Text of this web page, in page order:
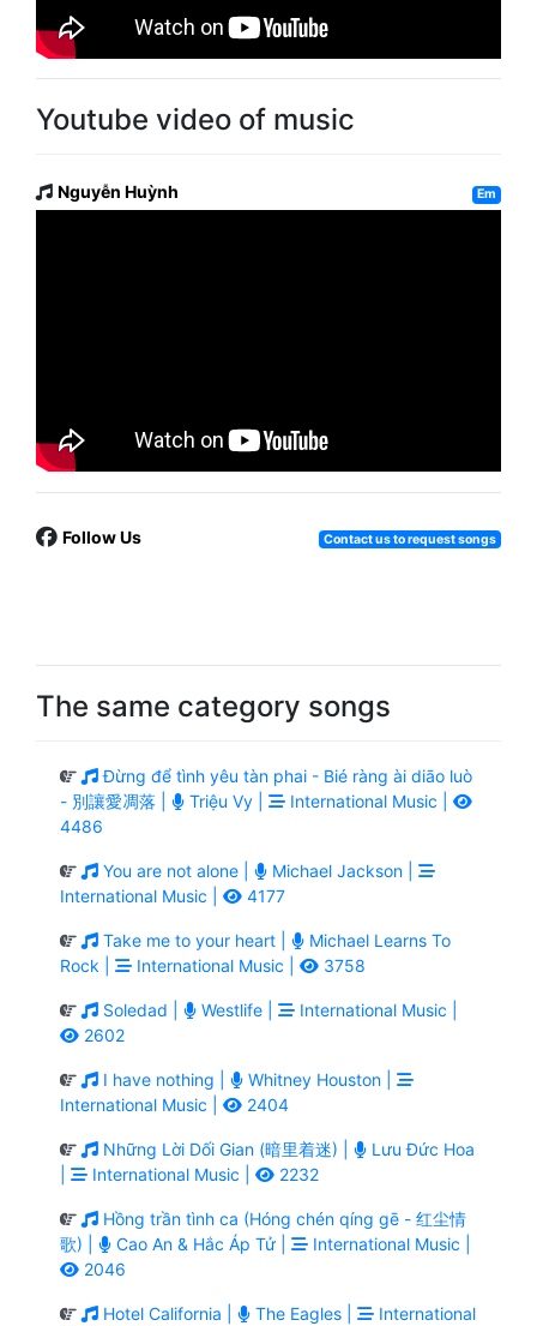
Youtube video of music
Nguyễn Huỳnh Em
Follow Us Contact us to request songs
The same category songs
Đừng để tình yêu tàn phai - Bié ràng ài diāo luò
- 別讓愛凋落 |
Triệu Vy |
International Music |
4486
You are not alone |
Michael Jackson |
International Music |
4177
Take me to your heart |
Michael Learns To
Rock |
International Music | 3758
Soledad | Westlife |
International Music |
2602
I have nothing |
Whitney Houston |
International Music |
2404
Những Lời Dối Gian (暗里着迷) |
Lưu Đức Hoa
International Music | 2232
Hồng trần tình ca (Hóng chén qíng gē - 红尘情
歌) |
Cao An & Hắc Áp Tử |
International Music |
2046
Hotel California | The Eagles |
International